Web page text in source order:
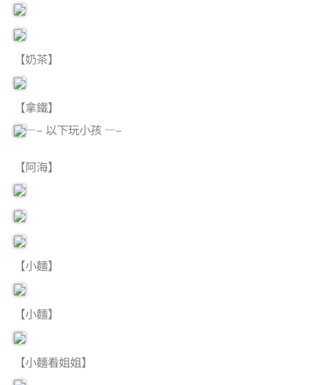
【奶茶】
【拿鐵】
—– 以下玩小孩 —–
【阿海】
【小麵】
【小麵】
【小麵看姐姐】